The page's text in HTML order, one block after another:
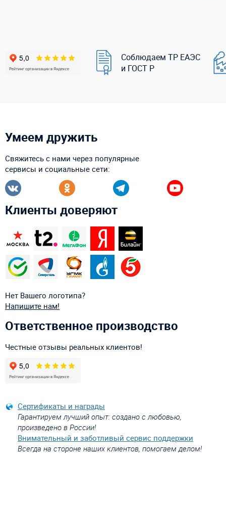
Соблюдаем ТР ЕАЭС
и ГОСТ Р
Умеем дружить
Свяжитесь с нами через популярные
сервисы и социальные сети:
Клиенты доверяют
Нет Вашего логотипа?
Напишите нам!
Ответственное производство
Честные отзывы реальных клиентов!
Сертификаты и награды
Гарантируем лучший опыт: создано с любовью,
произведено в России!
Внимательный и заботливый сервис поддержки
Всегда на стороне наших клиентов, помогаем делом!